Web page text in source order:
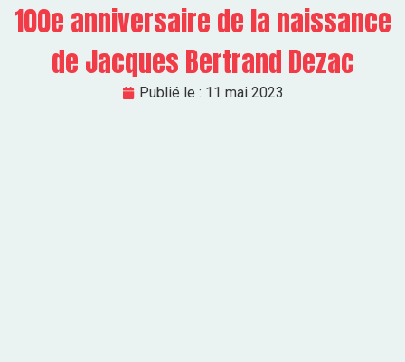
100e anniversaire de la naissance
de Jacques Bertrand Dezac
Publié le : 11 mai 2023